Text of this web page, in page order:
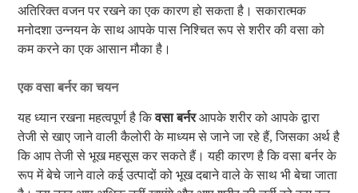
अतिरिक्त वजन पर रखने का एक कारण हो सकता है। सकारात्मक
मनोदशा उन्नयन के साथ आपके पास निश्चित रूप से शरीर की वसा को
कम करने का एक आसान मौका है।
एक वसा बर्नर का चयन
यह ध्यान रखना महत्वपूर्ण है किवसा बर्नरआपके शरीर को आपके द्वारा
तेजी से खाए जाने वाली कैलोरी के माध्यम से जाने जा रहे हैं, जिसका अर्थ है
कि आप तेजी से भूख महसूस कर सकते हैं। यही कारण है कि वसा बर्नर के
रूप में बेचे जाने वाले कई उत्पादों को भूख दबाने वाले के साथ भी बेचा जाता